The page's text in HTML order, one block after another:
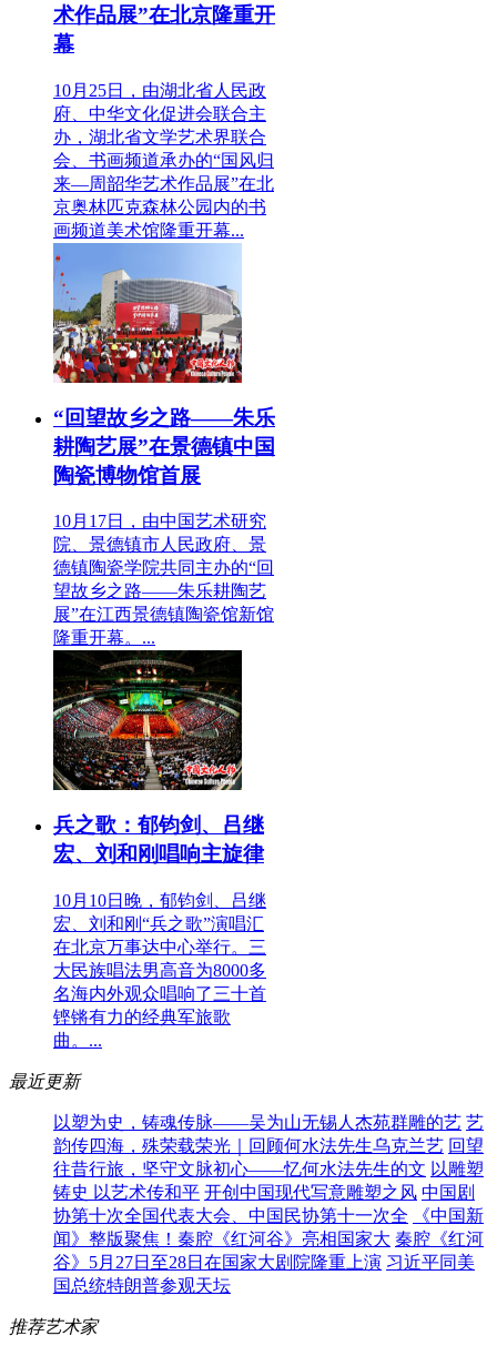
术作品展”在北京隆重开
幕
10月25日，由湖北省人民政
府、中华文化促进会联合主
办，湖北省文学艺术界联合
会、书画频道承办的“国风归
来—周韶华艺术作品展”在北
京奥林匹克森林公园内的书
画频道美术馆隆重开幕...
“回望故乡之路——朱乐
耕陶艺展”在景德镇中国
陶瓷博物馆首展
10月17日，由中国艺术研究
院、景德镇市人民政府、景
德镇陶瓷学院共同主办的“回
望故乡之路——朱乐耕陶艺
展”在江西景德镇陶瓷馆新馆
隆重开幕。...
兵之歌：郁钧剑、吕继
宏、刘和刚唱响主旋律
10月10日晚，郁钧剑、吕继
宏、刘和刚“兵之歌”演唱汇
在北京万事达中心举行。三
大民族唱法男高音为8000多
名海内外观众唱响了三十首
铿锵有力的经典军旅歌
曲。...
最近更新
以塑为史，铸魂传脉——吴为山无锡人杰苑群雕的艺 艺
韵传四海，殊荣载荣光｜回顾何水法先生乌克兰艺 回望
往昔行旅，坚守文脉初心——忆何水法先生的文 以雕塑
铸史 以艺术传和平 开创中国现代写意雕塑之风 中国剧
协第十次全国代表大会、中国民协第十一次全
《中国新
闻》整版聚焦！秦腔《红河谷》亮相国家大 秦腔《红河
谷》5月27日至28日在国家大剧院隆重上演 习近平同美
国总统特朗普参观天坛
推荐艺术家